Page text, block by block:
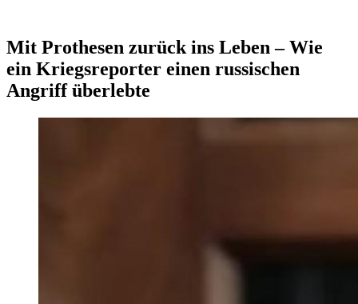
Mit Prothesen zurück ins Leben – Wie
ein Kriegsreporter einen russischen
Angriff überlebte